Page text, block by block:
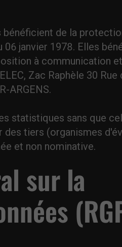
de la
janvier 1978. Elles
à communication
Zac Raphèle 30 Rue
ARGENS.
statistiques sans que
tiers (organismes
et non nominative.
sur la